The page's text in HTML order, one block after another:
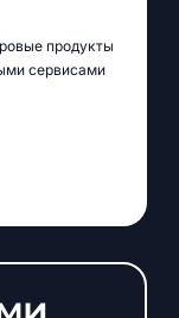
продукты
сервисами